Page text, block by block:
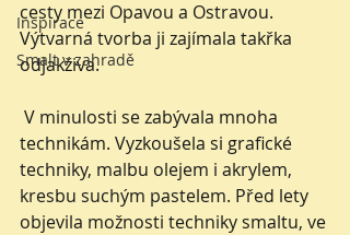
Inspirace
Smalt v zahradě
cesty mezi Opavou a Ostravou.
Výtvarná tvorba ji zajímala takřka
odjakživa.
technikám. Vyzkoušela si grafické
techniky, malbu olejem i akrylem,
kresbu suchým pastelem. Před lety
objevila možnosti techniky smaltu, ve